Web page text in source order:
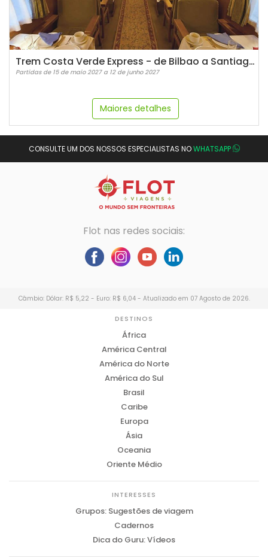
Trem Costa Verde Express - de Bilbao a Santiago de Compostela
Partidas de 15 de maio 2027 a 12 de junho 2027
Maiores detalhes
CONSULTE UM DOS NOSSOS ESPECIALISTAS NOWHATSAPP
Flot nas redes sociais:
Câmbio: Dólar: R$ 5,22 - Euro: R$ 6,04 - Atualizado em 07 Agosto de 2026.
DESTINOS
África
América Central
América do Norte
América do Sul
Brasil
Caribe
Europa
Ásia
Oceania
Oriente Médio
INTERESSES
Grupos: Sugestões de viagem
Cadernos
Dica do Guru: Vídeos